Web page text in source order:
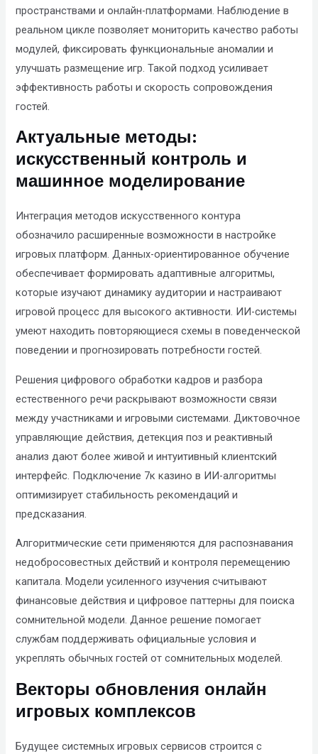
пространствами и онлайн-платформами. Наблюдение в
реальном цикле позволяет мониторить качество работы
модулей, фиксировать функциональные аномалии и
улучшать размещение игр. Такой подход усиливает
эффективность работы и скорость сопровождения
гостей.
Актуальные методы:
искусственный контроль и
машинное моделирование
Интеграция методов искусственного контура
обозначило расширенные возможности в настройке
игровых платформ. Данных-ориентированное обучение
обеспечивает формировать адаптивные алгоритмы,
которые изучают динамику аудитории и настраивают
игровой процесс для высокого активности. ИИ-системы
умеют находить повторяющиеся схемы в поведенческой
поведении и прогнозировать потребности гостей.
Решения цифрового обработки кадров и разбора
естественного речи раскрывают возможности связи
между участниками и игровыми системами. Диктовочное
управляющие действия, детекция поз и реактивный
анализ дают более живой и интуитивный клиентский
интерфейс. Подключение 7к казино в ИИ-алгоритмы
оптимизирует стабильность рекомендаций и
предсказания.
Алгоритмические сети применяются для распознавания
недобросовестных действий и контроля перемещению
капитала. Модели усиленного изучения считывают
финансовые действия и цифровое паттерны для поиска
сомнительной модели. Данное решение помогает
службам поддерживать официальные условия и
укреплять обычных гостей от сомнительных моделей.
Векторы обновления онлайн
игровых комплексов
Будущее системных игровых сервисов строится с